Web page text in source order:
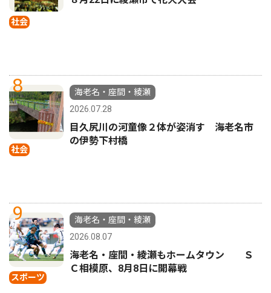
社会
8
社会
海老名・座間・綾瀬
2026.07.28
目久尻川の河童像２体が姿消す 海老名市
の伊勢下村橋
9
スポーツ
海老名・座間・綾瀬
2026.08.07
海老名・座間・綾瀬もホームタウン Ｓ
Ｃ相模原、8月8日に開幕戦